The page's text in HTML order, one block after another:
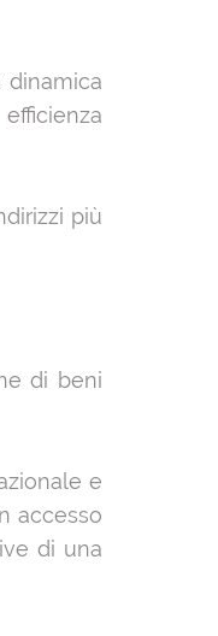
dinamica
più
di beni
e
accesso
di una